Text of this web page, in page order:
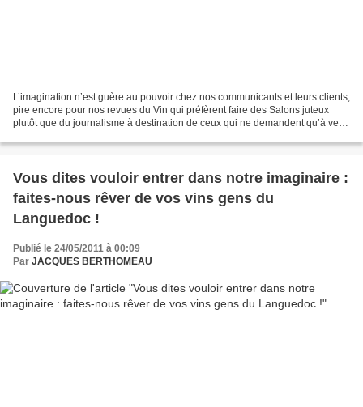
L’imagination n’est guère au pouvoir chez nos communicants et leurs clients,
pire encore pour nos revues du Vin qui préfèrent faire des Salons juteux
plutôt que du journalisme à destination de ceux qui ne demandent qu’à venir
Vous dites vouloir entrer dans notre imaginaire :
faites-nous rêver de vos vins gens du
Languedoc !
Publié le 24/05/2011 à 00:09
Par JACQUES BERTHOMEAU